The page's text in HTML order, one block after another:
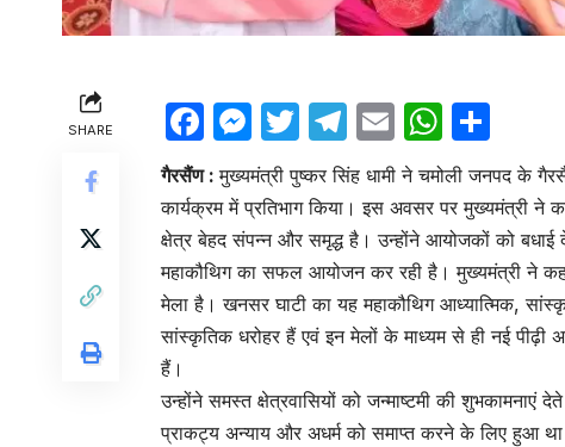
SHARE Facebook
Messenger
Twitter
Telegram
Email
गैरसैंण:मुख्यमंत्री पुष्कर सिंह धामी ने चमोली जनपद के
कार्यक्रम में प्रतिभाग किया। इस अवसर पर मुख्यमंत्री ने
क्षेत्र बेहद संपन्न और समृद्ध है। उन्होंने आयोजकों को बधाई
महाकौथिग का सफल आयोजन कर रही है। मुख्यमंत्री ने
मेला है। खनसर घाटी का यह महाकौथिग आध्यात्मिक,
सांस्कृतिक धरोहर हैं एवं इन मेलों के माध्यम से ही नई
हैं।
उन्होंने समस्त क्षेत्रवासियों को जन्माष्टमी की शुभकामनाएं
प्राकट्य अन्याय और अधर्म को समाप्त करने के लिए हुआ